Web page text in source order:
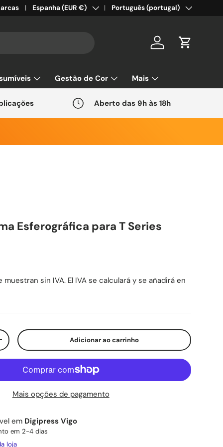
País/Região
Espanha (EUR €) IdiomaPortuguês (portugal)
Conta Carrinho
Gestão de Cor Mais
Aberto das 9h às 18h
Esferográfica para T Series
sin IVA. El IVA se calculará y se añadirá en
a quantidadeAdicionar ao carrinho
Mais opções de pagamento
em Digipress Vigo
em 2-4 dias
loja